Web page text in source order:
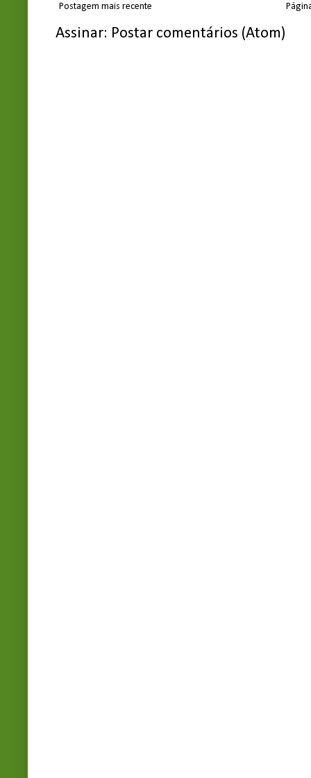
Postagem mais recente
Assinar: Postar comentários (Atom)